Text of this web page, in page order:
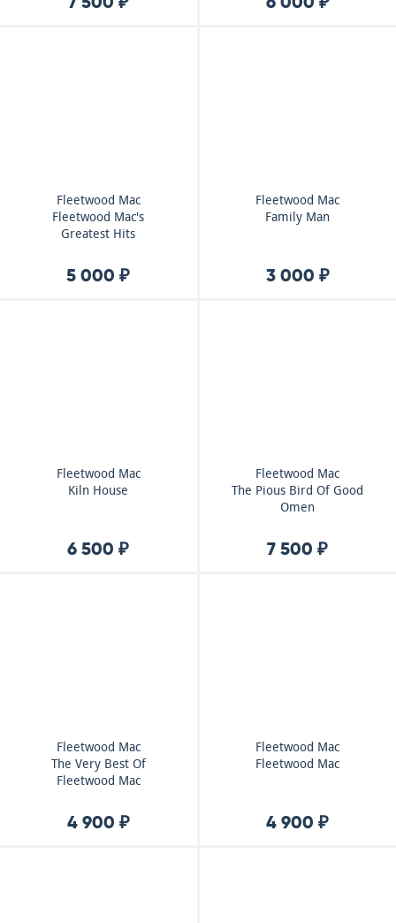
Fleetwood Mac
Fleetwood Mac's
Greatest Hits
5 000 ₽
Fleetwood Mac
Family Man
3 000 ₽
Fleetwood Mac
Kiln House
6 500 ₽
Fleetwood Mac
The Pious Bird Of Good
Omen
7 500 ₽
Fleetwood Mac
The Very Best Of
Fleetwood Mac
4 900 ₽
Fleetwood Mac
Fleetwood Mac
4 900 ₽